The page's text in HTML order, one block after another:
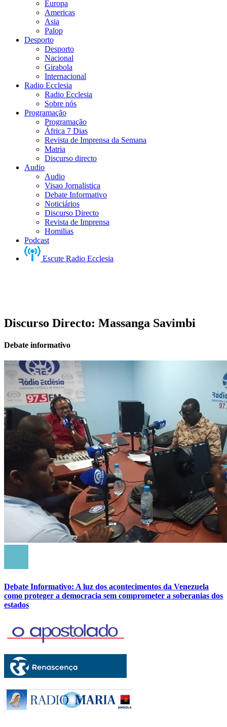
Europa
Americas
Asia
Palop
Desporto
Desporto
Nacional
Girabola
Internacional
Radio Ecclesia
Radio Ecclesia
Sobre nós
Programação
Programação
África 7 Dias
Revista de Imprensa da Semana
Matria
Discurso directo
Audio
Audio
Visao Jornalistica
Debate Informativo
Noticiários
Discurso Directo
Revista de Imprensa
Homilias
Podcast
Escute Radio Ecclesia
Discurso Directo: Massanga Savimbi
Debate informativo
Debate Informativo: A luz dos acontecimentos da Venezuela
como proteger a democracia sem comprometer a soberanias dos
estados